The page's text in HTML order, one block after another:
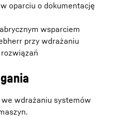
oparciu o dokumentację
wsparciem
przy wdrażaniu
wdrażaniu systemów